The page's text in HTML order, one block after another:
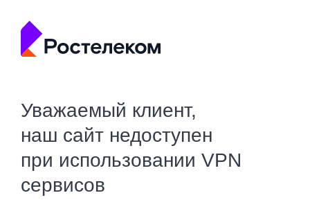
Уважаемый клиент,
наш сайт недоступен
при использовании VPN
сервисов